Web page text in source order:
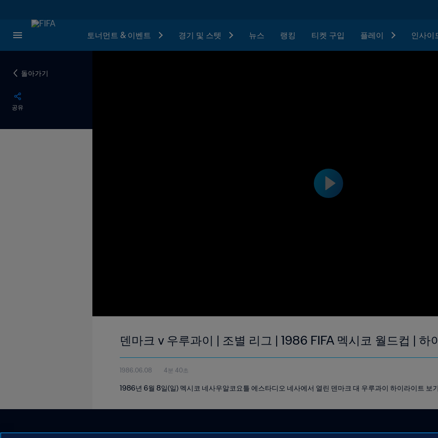
토너먼트 & 이벤트 경기 및 스텟 뉴스 랭킹 티켓 구입 플레이 인사이
돌아가기
공유
덴마크 v 우루과이 | 조별 리그 | 1986 FIFA 멕시코 월드컵 | 하
1986.06.08 4분 40초
1986년 6월 8일(일) 멕시코 네사우알코요틀 에스타디오 네사에서 열린 덴마크 대 우루과이 하이라이트 보기